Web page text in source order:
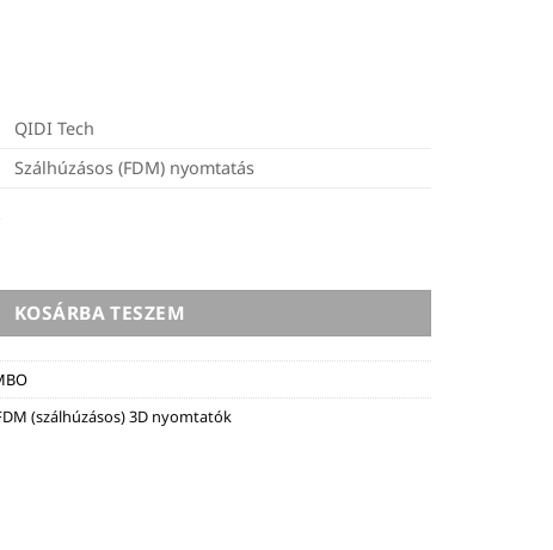
QIDI Tech
Szálhúzásos (FDM) nyomtatás
3D nyomtató mennyiség
KOSÁRBA TESZEM
(szálhúzásos) 3D nyomtatók